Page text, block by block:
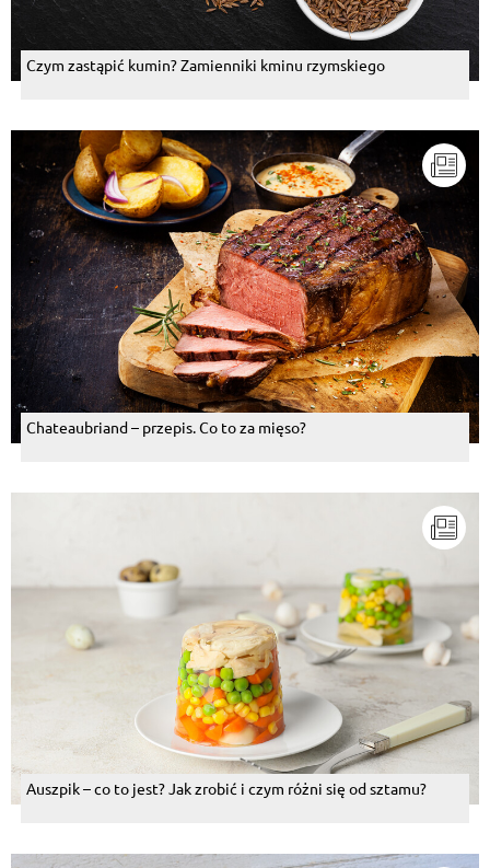
Czym zastąpić kumin? Zamienniki kminu rzymskiego
Chateaubriand – przepis. Co to za mięso?
Auszpik – co to jest? Jak zrobić i czym różni się od sztamu?